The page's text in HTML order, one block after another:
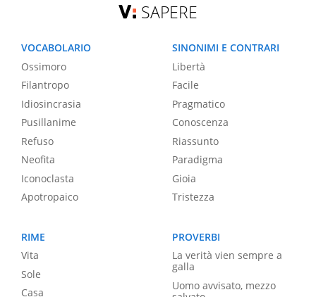
SAPERE
VOCABOLARIO
Ossimoro
Filantropo
Idiosincrasia
Pusillanime
Refuso
Neofita
Iconoclasta
Apotropaico
SINONIMI E CONTRARI
Libertà
Facile
Pragmatico
Conoscenza
Riassunto
Paradigma
Gioia
Tristezza
RIME
Vita
Sole
Casa
PROVERBI
La verità vien sempre a
galla
Uomo avvisato, mezzo